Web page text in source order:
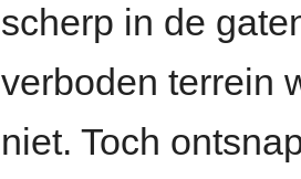
scherp in de
verboden terrein
niet. Toch